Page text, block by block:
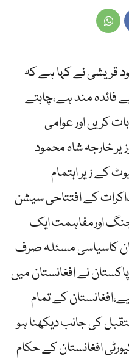
قریشی نے کہا ہے کہ
فائدہ مند ہے،چاہتے
کریں اور عوامی
خارجہ شاہ محمود
کے زیر اہتمام
کے افتتاحی سیشن
اورمفاہمت ایک
کاسیاسی مسئلہ صرف
نے افغانستان میں
کے تمام
کی جانب دیکھنا ہو
افغانستان کے حکام